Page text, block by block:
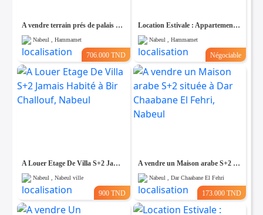
A vendre terrain prés de palais présidentielle à Hammamet Nord
Nabeul , Hammamet
706.000 TND
Location Estivale : Appartement S+2 Pied Dans L'eau à Hammamet Centre
Nabeul , Hammamet
Négociable
A Louer Etage De Villa S+2 Jamais Habité à Bir Challouf, Nabeul
Nabeul , Nabeul ville
900 TND
A vendre un Maison arabe S+2 située à Dar Chaabane El Fehri, Nabeul
Nabeul , Dar Chaabane El Fehri
173.000 TND